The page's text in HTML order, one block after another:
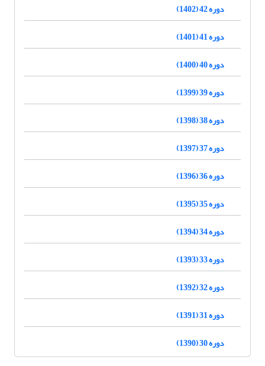
دوره 42 (1402)
دوره 41 (1401)
دوره 40 (1400)
دوره 39 (1399)
دوره 38 (1398)
دوره 37 (1397)
دوره 36 (1396)
دوره 35 (1395)
دوره 34 (1394)
دوره 33 (1393)
دوره 32 (1392)
دوره 31 (1391)
دوره 30 (1390)